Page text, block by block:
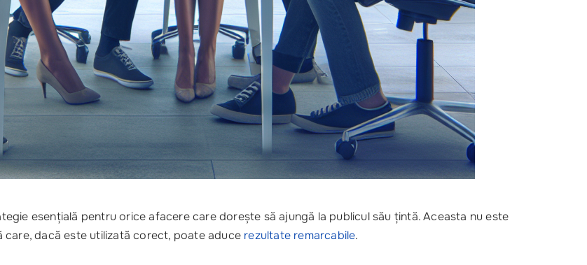
esențială pentru orice afacere care dorește să ajungă la publicul său țintă. Aceasta nu este
dacă este utilizată corect, poate aduce rezultate remarcabile.